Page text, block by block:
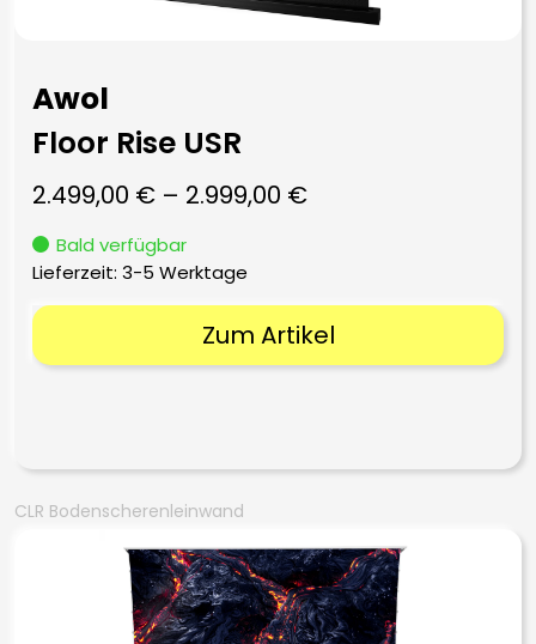
Awol
Floor Rise USR
2.499,00 € – 2.999,00 €
Bald verfügbar
Lieferzeit: 3-5 Werktage
Zum Artikel
CLR Bodenscherenleinwand